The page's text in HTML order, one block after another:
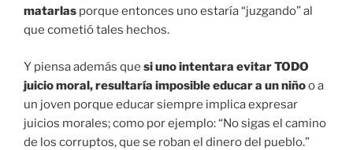
matarlas porque entonces uno estaría “juzgando” al
que cometió tales hechos.
Y piensa además que si uno intentara evitar TODO
juicio moral, resultaría imposible educar a un niñoo a
un joven porque educar siempre implica expresar
juicios morales; como por ejemplo: “No sigas el camino
de los corruptos, que se roban el dinero del pueblo.”